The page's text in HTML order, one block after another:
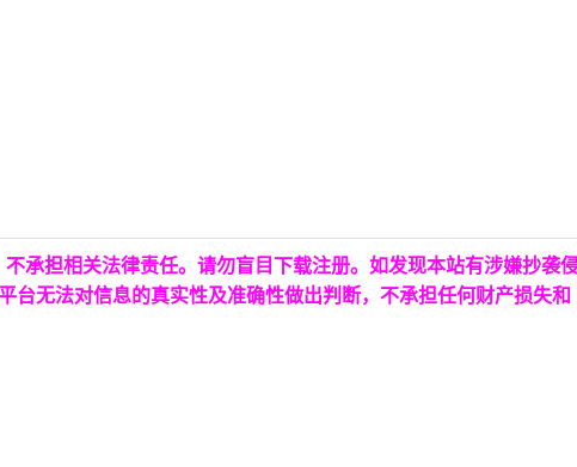
承担相关法律责任。请勿盲目下载注册。如发现本站有涉嫌抄袭
台无法对信息的真实性及准确性做出判断，不承担任何财产损失和